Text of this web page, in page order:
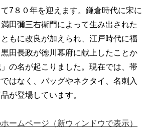
7８０年を迎えます。鎌倉時代に宋に
田彌三右衛門によって生み出された
もに改良が加えられ、江戸時代に福
田長政が徳川幕府に献上したことか
の名が起こりました。現在では、帯
はなく、バッグやネクタイ、名刺入
が登場しています。
ームページ（新ウィンドウで表示）